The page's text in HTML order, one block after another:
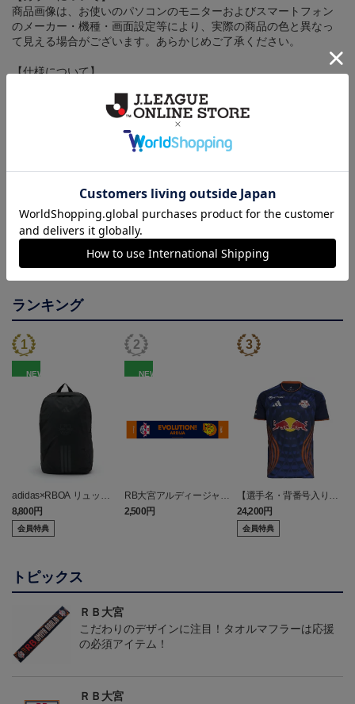
商品画像は、お使いのパソコンのモニターおよびスマートフォン
のメーカー・機種・画面設定等により、実際の商品の色と異なっ
て見える場合がございます。あらかじめご了承ください。
【仕様について】
告なく変更になることがございます。
ギフト対応について
ヘルプページ
ランキング
NEW
adidas×RBOA リュック
（選手着用モデル）
8,800円
会員特典
NEW
RB大宮アルディージャ
ピカチュウ タオルマフラ
ー
2,500円
【選手名・背番号入り】
2026/27オーセンティッ
クユニフォーム（フィー
ルド1st）
24,200円
会員特典
トピックス
ＲＢ大宮
こだわりのデザインに注目！タオルマフラーは応援
の必須アイテム！
ＲＢ大宮